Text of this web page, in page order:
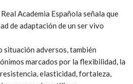
Academia Española señala que
de adaptación de un ser vivo
situación adversos, también
marcados por la flexibilidad, la
elasticidad, fortaleza,